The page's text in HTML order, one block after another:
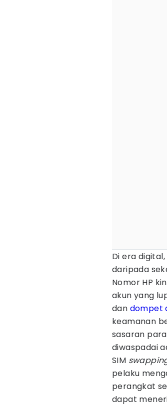
Di era
daripada
Nomor HP
akun yang
dan dompet
keamanan
sasaran
diwaspadai
SIM
pelaku
perangkat
dapat